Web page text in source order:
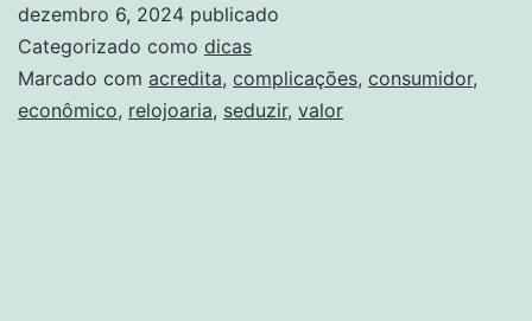
que
é
com
dezembro 6, 2024 publicado
Categorizado como dicas
Marcado com acredita, complicações, consumidor,
econômico, relojoaria, seduzir, valor